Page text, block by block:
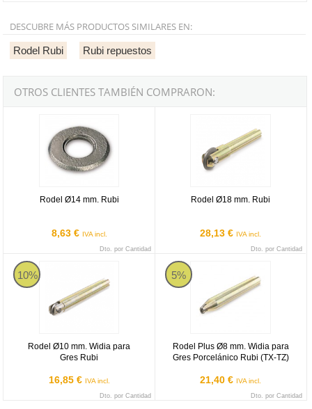
DESCUBRE MÁS PRODUCTOS SIMILARES EN:
Rodel Rubi Rubi repuestos
OTROS CLIENTES TAMBIÉN COMPRARON:
Rodel Ø14 mm. Rubi
8,63 € IVA incl.
Dto. por Cantidad
Rodel Ø18 mm. Rubi
28,13 € IVA incl.
Dto. por Cantidad
10%
Rodel Ø10 mm. Widia para
Gres Rubi
16,85 € IVA incl.
Dto. por Cantidad
Rodel Ø10 mm. Widia para Gres Rubi
5%
Rodel Plus Ø8 mm. Widia para
Gres Porcelánico Rubi (TX-TZ)
21,40 € IVA incl.
Dto. por Cantidad
Rodel Plus Ø8 mm. Widia para